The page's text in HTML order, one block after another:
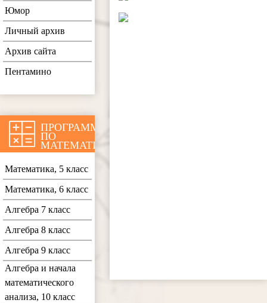
Юмор
Личный архив
Архив сайта
Пентамино
ПРОГРАММЫ
ПО
МАТЕМАТИКЕ
Математика, 5 класс
Математика, 6 класс
Алгебра 7 класс
Алгебра 8 класс
Алгебра 9 класс
Алгебра и начала
математического
анализа, 10 класс